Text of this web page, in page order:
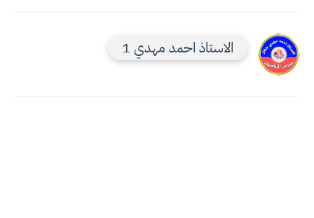
الاستاذ احمد مهدي 1